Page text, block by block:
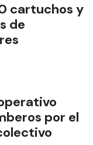
cartuchos y
de
por el